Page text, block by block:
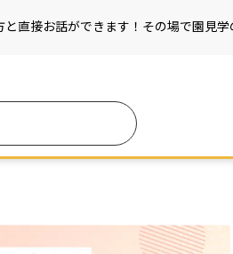
と直接お話ができます！その場で園見